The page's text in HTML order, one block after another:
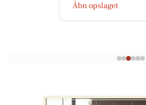
Åbn opslaget